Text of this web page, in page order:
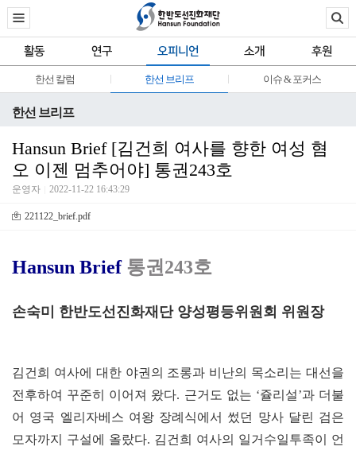
활동 연구 오피니언 소개 후원
한선 칼럼 한선 브리프 이슈 & 포커스
한선 브리프
Hansun Brief [김건희 여사를 향한 여성 혐
오 이젠 멈추어야] 통권243호
운영자 2022-11-22 16:43:29
221122_brief.pdf
Hansun Brief 통권243호
손숙미 한반도선진화재단 양성평등위원회 위원장
김건희 여사에 대한 야권의 조롱과 비난의 목소리는 대선을
전후하여 꾸준히 이어져 왔다. 근거도 없는 ‘쥴리설’과 더불
어 영국 엘리자베스 여 왕 장례식에서 썼던 망사 달린 검은
모자까지 구설에 올랐다. 김건희 여사의 일거수일투족이 언